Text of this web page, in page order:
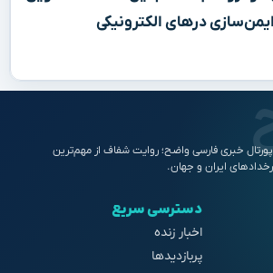
درهای الکترونیکی
پورتال خبری فارسی واضح؛ روایت شفاف از مهم‌ترین
رخدادهای ایران و جهان.
دسترسی سریع
اخبار زنده
پربازدیدها